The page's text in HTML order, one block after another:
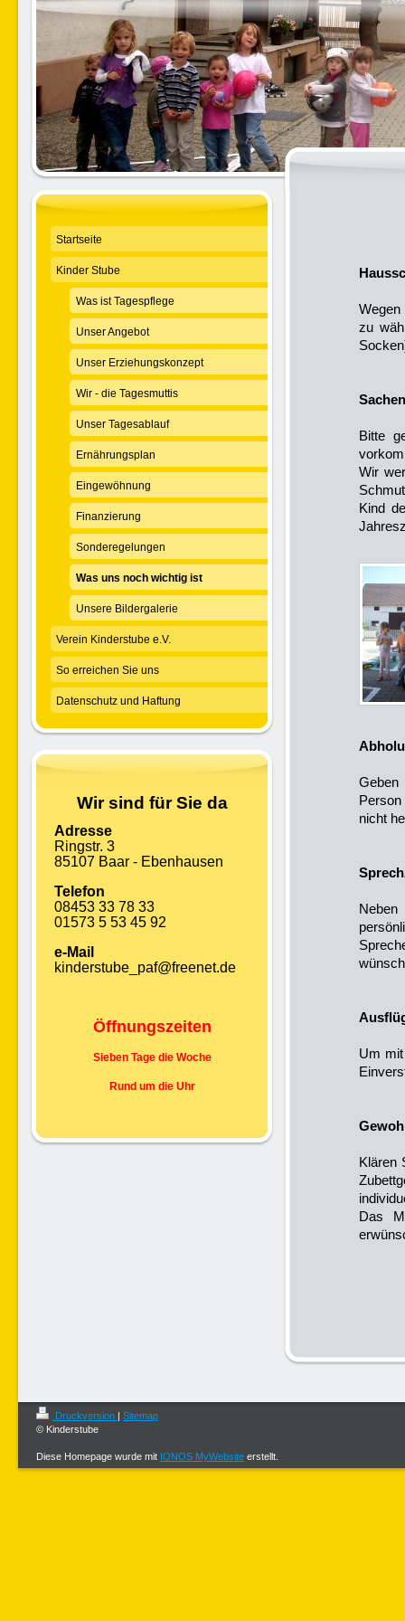
Wegen
zu
Bitte
Wir
Kind
Person
nicht
Neben
Um
Klären
Das
Startseite
Kinder Stube
Was ist Tagespflege
Unser Angebot
Unser Erziehungskonzept
Wir - die Tagesmuttis
Unser Tagesablauf
Ernährungsplan
Eingewöhnung
Finanzierung
Sonderegelungen
Was uns noch wichtig ist
Unsere Bildergalerie
Verein Kinderstube e.V.
So erreichen Sie uns
Datenschutz und Haftung
Wir sind für Sie da
Adresse
Ringstr. 3
85107 Baar - Ebenhausen
Telefon
08453 33 78 33
01573 5 53 45 92
e-Mail
kinderstube_paf@freenet.de
Öffnungszeiten
Sieben Tage die Woche
Rund um die Uhr
Druckversion | Sitemap
© Kinderstube
Diese Homepage wurde mit IONOS MyWebsite erstellt.